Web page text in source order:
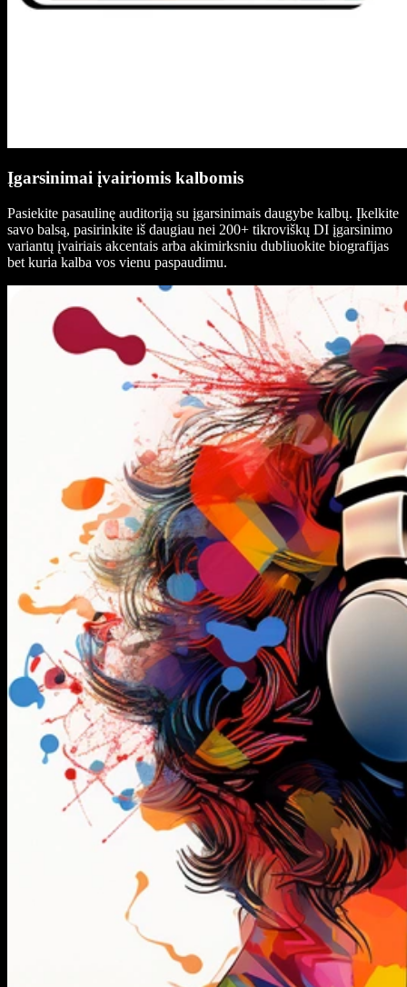
Įgarsinimai įvairiomis kalbomis
Pasiekite pasaulinę auditoriją su įgarsinimais daugybe kalbų. Įkelkite
savo balsą, pasirinkite iš daugiau nei 200+ tikroviškų DI įgarsinimo
variantų įvairiais akcentais arba akimirksniu dubliuokite biografijas
bet kuria kalba vos vienu paspaudimu.